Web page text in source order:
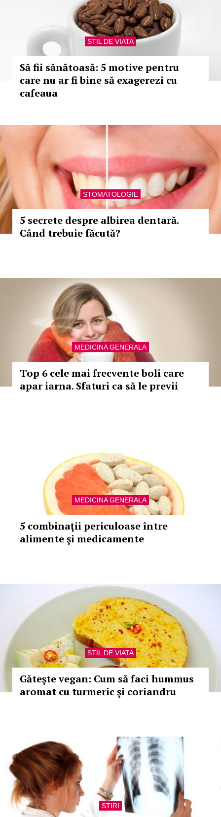
STIL DE VIATA
Să fii sănătoasă: 5 motive pentru
care nu ar fi bine să exagerezi cu
cafeaua
STOMATOLOGIE
5 secrete despre albirea dentară.
Când trebuie făcută?
MEDICINA GENERALA
Top 6 cele mai frecvente boli care
apar iarna. Sfaturi ca să le previi
MEDICINA GENERALA
5 combinaţii periculoase între
alimente şi medicamente
STIL DE VIATA
Găteşte vegan: Cum să faci hummus
aromat cu turmeric şi coriandru
STIRI